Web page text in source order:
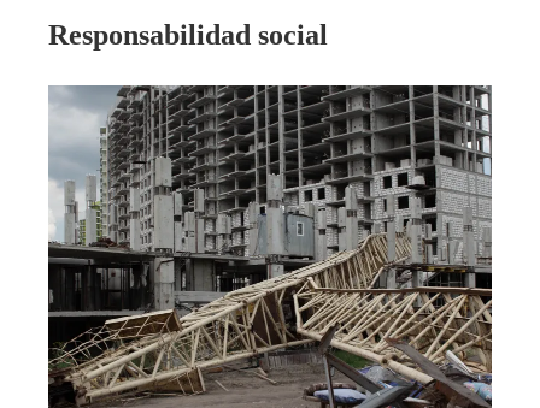
Responsabilidad social